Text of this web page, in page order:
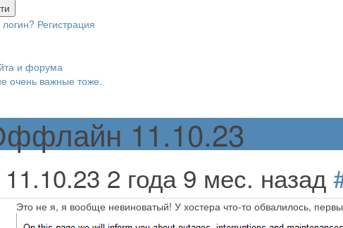
Регистрация
и форума
очень важные тоже.
11.10.23
2 года 9 мес. назад
Это не я, я вообще невиноватый! У хостера что-то обвалилось,